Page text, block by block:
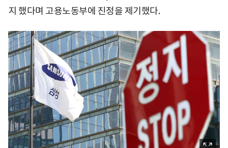
지 했다며 고용노동부에 진정을 제기했다.